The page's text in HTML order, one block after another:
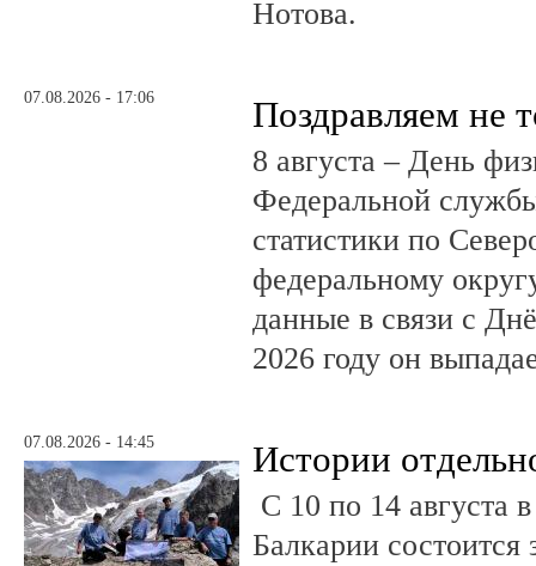
Нотова.
07.08.2026 - 17:06 Поздравляем не
8 августа – День
Федеральной
статистики по
федеральному
данные в связи с
2026 году он
07.08.2026 - 14:45 Истории
С 10 по 14 августа
Балкарии состоится